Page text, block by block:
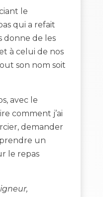
le
qui a refait
donne de les
à celui de nos
son nom soit
avec le
comment j’ai
demander
un
le repas